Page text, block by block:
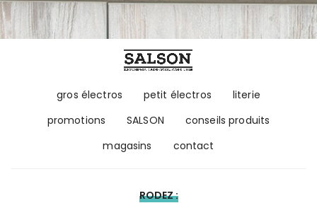
gros électros petit électros
literie
promotions
SALSON
conseils produits
magasins
contact
RODEZ :